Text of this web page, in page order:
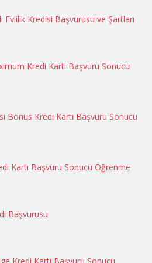
Kredisi Başvurusu ve Şartları
Kredi Kartı Başvuru Sonucu
Bonus Kredi Kartı Başvuru Sonucu
Kartı Başvuru Sonucu Öğrenme
Başvurusu